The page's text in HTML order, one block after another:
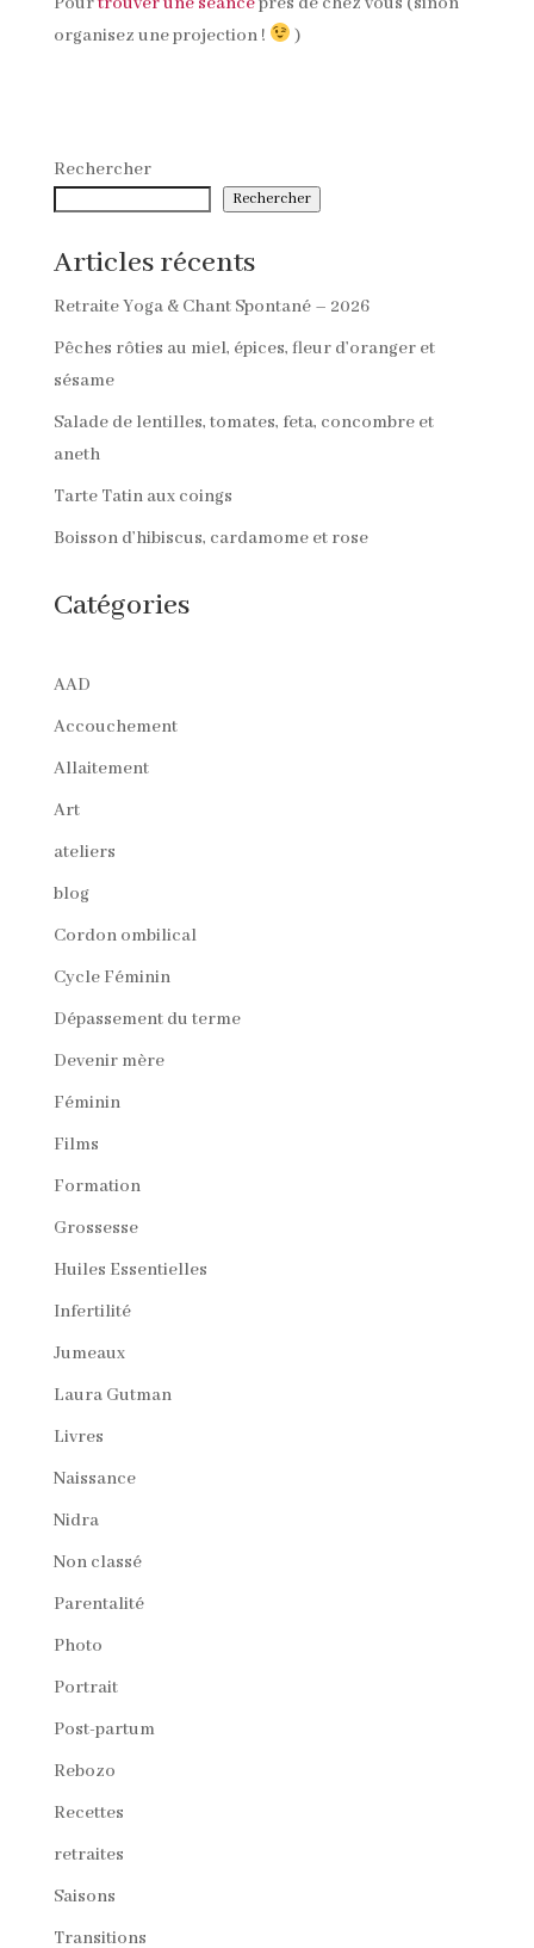
organisez une projection !
)
Rechercher
Rechercher
Articles récents
Retraite Yoga & Chant Spontané – 2026
Pêches rôties au miel, épices, fleur d’oranger et
sésame
Salade de lentilles, tomates, feta, concombre et
aneth
Tarte Tatin aux coings
Boisson d’hibiscus, cardamome et rose
Catégories
AAD
Accouchement
Allaitement
Art
ateliers
blog
Cordon ombilical
Cycle Féminin
Dépassement du terme
Devenir mère
Féminin
Films
Formation
Grossesse
Huiles Essentielles
Infertilité
Jumeaux
Laura Gutman
Livres
Naissance
Nidra
Non classé
Parentalité
Photo
Portrait
Post-partum
Rebozo
Recettes
retraites
Saisons
Transitions